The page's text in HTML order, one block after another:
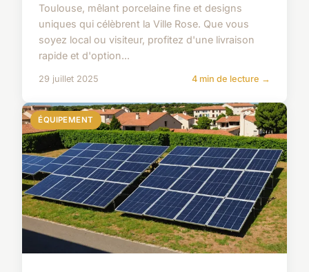
Toulouse, mêlant porcelaine fine et designs
uniques qui célèbrent la Ville Rose. Que vous
soyez local ou visiteur, profitez d'une livraison
rapide et d'option...
29 juillet 2025 4 min de lecture →
ÉQUIPEMENT